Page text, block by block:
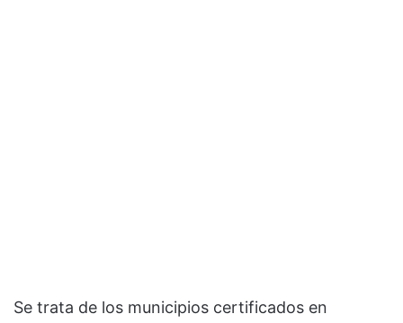
Se trata de los municipios certificados en